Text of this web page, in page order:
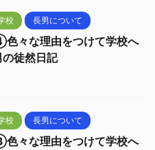
校 長男について
色々な理由をつけて学校へ
徒然日記
校 長男について
色々な理由をつけて学校へ